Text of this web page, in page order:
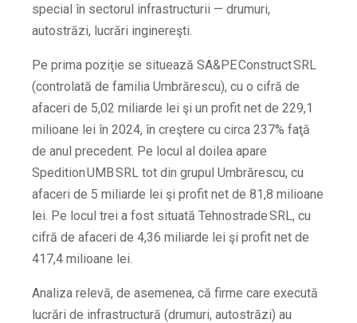
special în sectorul infrastructurii — drumuri,
autostrăzi, lucrări inginereşti.
Pe prima poziţie se situează SA&PE Construct SRL
(controlată de familia Umbrărescu), cu o cifră de
afaceri de 5,02 miliarde lei şi un profit net de 229,1
milioane lei în 2024, în creştere cu circa 237% faţă
de anul precedent. Pe locul al doilea apare
Spedition UMB SRL tot din grupul Umbrărescu, cu
afaceri de 5 miliarde lei şi profit net de 81,8 milioane
lei. Pe locul trei a fost situată Tehnostrade SRL, cu
cifră de afaceri de 4,36 miliarde lei şi profit net de
417,4 milioane lei.
Analiza relevă, de asemenea, că firme care execută
lucrări de infrastructură (drumuri, autostrăzi) au